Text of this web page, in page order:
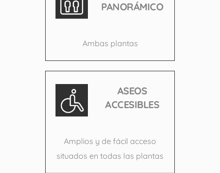
PANORÁMICO
Ambas plantas
ASEOS
ACCESIBLES
Amplios y de fácil acceso
situados en todas las plantas